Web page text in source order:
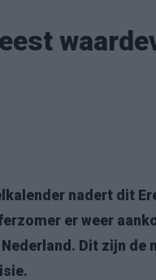
nadert dit
er weer
Dit zijn de